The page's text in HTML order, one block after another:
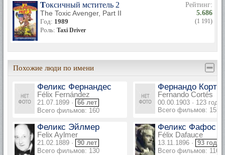
Токсичный мститель 2
The Toxic Avenger, Part II
Год: 1989
Роль: Taxi Driver
Рейтинг:
5.686
(1 191)
Похожие люди по имени
Феликс Фернандес
Félix Fernández
21.07.1899 · 66 лет
Всего фильмов: 160
Фернандо
Fernando Cortés
00.00.1903 · 123 года
Всего фильмов: 155
Феликс Эйлмер
Felix Aylmer
21.02.1889 · 90 лет
Всего фильмов: 130
Феликс Фафос
Félix Dafauce
13.11.1896 · 93 года
Всего фильмов: 116